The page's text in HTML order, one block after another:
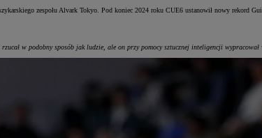
zespołu Alvark Tokyo. Pod koniec 2024 roku CUE6 ustanowił nowy rekord
w podobny sposób jak ludzie, ale on przy pomocy sztucznej inteligencji wypracował